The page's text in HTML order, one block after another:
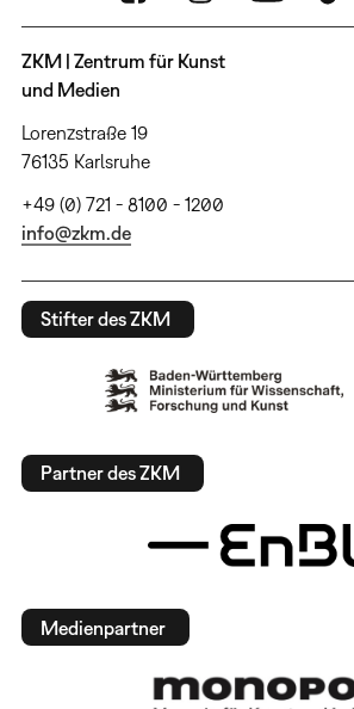
ZKM | Zentrum für Kunst
und Medien
Lorenzstraße 19
76135 Karlsruhe
+49 (0) 721 - 8100 - 1200
info@zkm.de
Stifter des ZKM
Partner des ZKM
Medienpartner